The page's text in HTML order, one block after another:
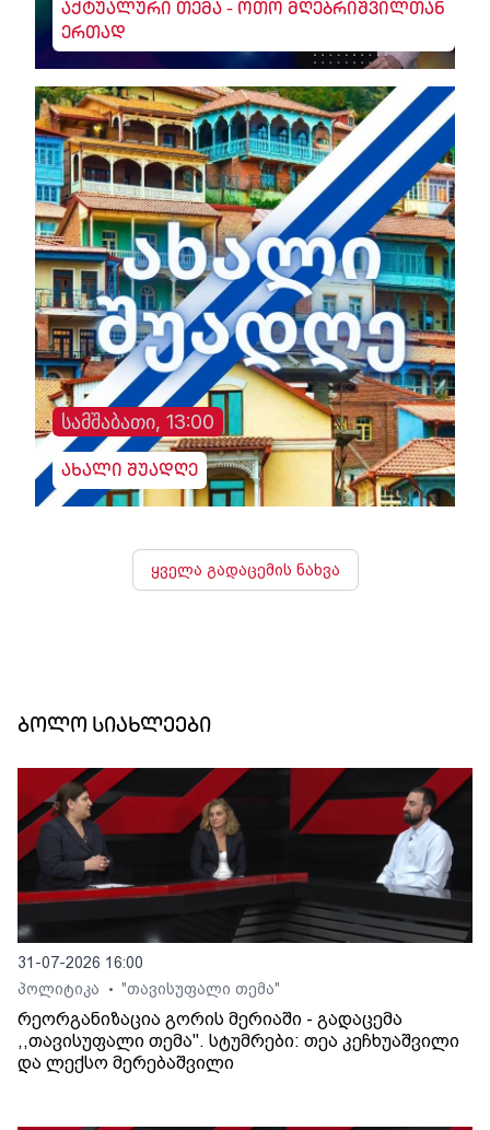
აქტუალური თემა - ოთო მღებრიშვილთან
ერთად
სამშაბათი, 13:00
ახალი შუადღე
ყველა გადაცემის ნახვა
ბოლო სიახლეები
31-07-2026 16:00
პოლიტიკა
• "თავისუფალი თემა"
რეორგანიზაცია გორის მერიაში - გადაცემა
,,თავისუფალი თემა". სტუმრები: თეა კეჩხუაშვილი
და ლექსო მერებაშვილი